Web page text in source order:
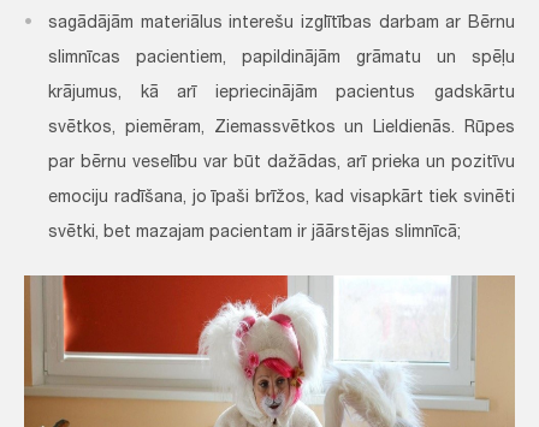
sagādājām materiālus interešu izglītības darbam ar Bērnu
slimnīcas pacientiem, papildinājām grāmatu un spēļu
krājumus, kā arī iepriecinājām pacientus gadskārtu
svētkos, piemēram, Ziemassvētkos un Lieldienās. Rūpes
par bērnu veselību var būt dažādas, arī prieka un pozitīvu
emociju radīšana, jo īpaši brīžos, kad visapkārt tiek svinēti
svētki, bet mazajam pacientam ir jāārstējas slimnīcā;